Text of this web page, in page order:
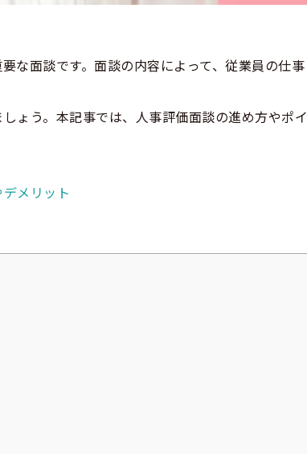
な面談です。面談の内容によって、従業員の仕事
ょう。本記事では、人事評価面談の進め方やポイ
メリット